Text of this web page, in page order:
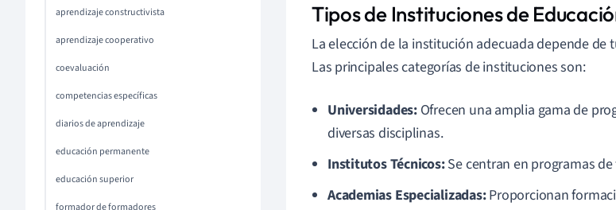
aprendizaje constructivista
aprendizaje cooperativo
coevaluación
competencias específicas
diarios de aprendizaje
educación permanente
educación superior
formador de formadores
Tipos de Instituciones de
La elección de la institución adecuada depende de
Las principales categorías de instituciones son:
Universidades:Ofrecen una amplia gama de
diversas disciplinas.
Institutos Técnicos:Se centran en programas
Academias Especializadas:Proporcionan